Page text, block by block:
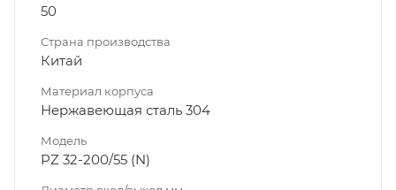
50
Страна производства
Китай
Материал корпуса
Нержавеющая сталь 304
Модель
PZ 32-200/55 (N)